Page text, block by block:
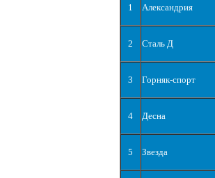
1 Александрия
2 Сталь Д
3 Горняк-спорт
4 Десна
5 Звезда